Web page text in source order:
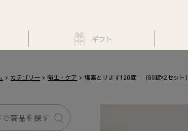
ギフト
カテゴリー 衛生・ケア 塩素とります120錠 （60錠×2セット）